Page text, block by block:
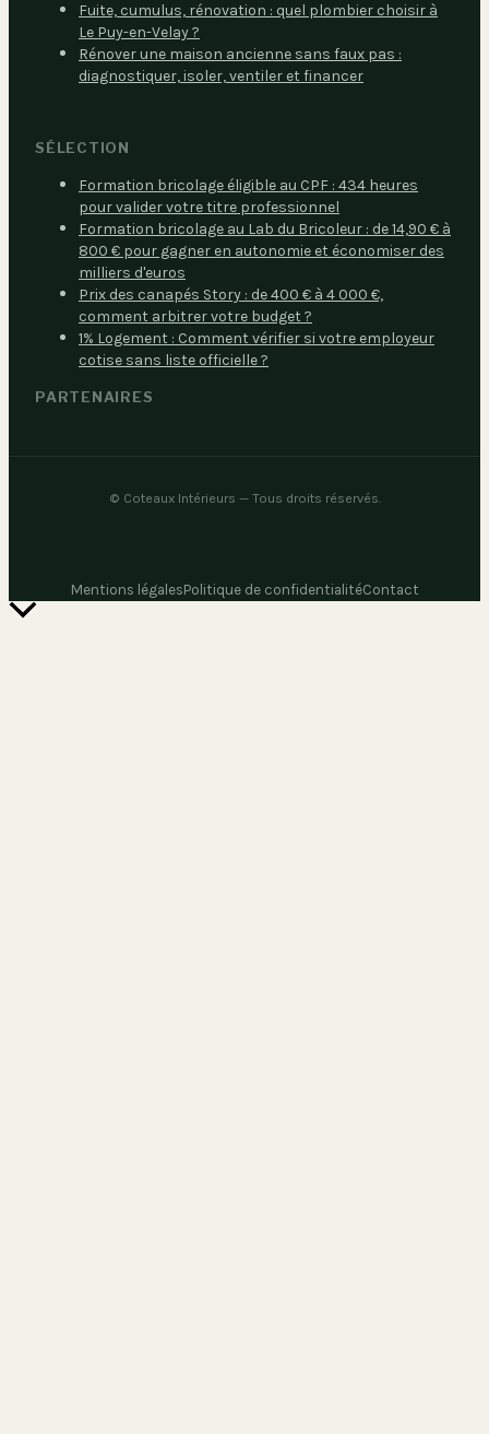
Fuite, cumulus, rénovation : quel plombier choisir à
Le Puy-en-Velay ?
Rénover une maison ancienne sans faux pas :
diagnostiquer, isoler, ventiler et financer
SÉLECTION
Formation bricolage éligible au CPF : 434 heures
pour valider votre titre professionnel
Formation bricolage au Lab du Bricoleur : de 14,90 € à
800 € pour gagner en autonomie et économiser des
milliers d'euros
Prix des canapés Story : de 400 € à 4 000 €,
comment arbitrer votre budget ?
1% Logement : Comment vérifier si votre employeur
cotise sans liste officielle ?
PARTENAIRES
© Coteaux Intérieurs — Tous droits réservés.
Mentions légalesPolitique de confidentialitéContact